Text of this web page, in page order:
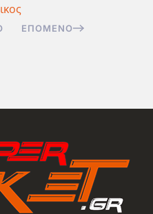
ΕΠΌΜΕΝΟ